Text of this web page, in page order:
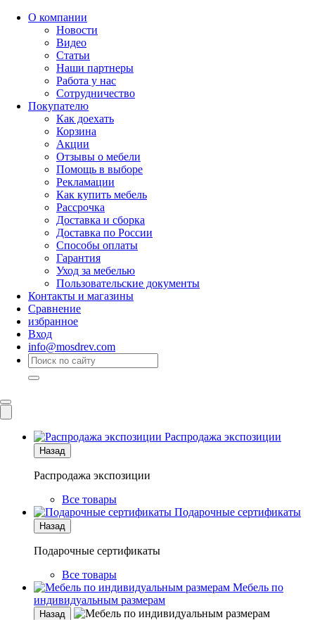
О компании
Новости
Видео
Статьи
Наши партнеры
Работа у нас
Сотрудничество
Покупателю
Как доехать
Корзина
Акции
Отзывы о мебели
Помощь в выборе
Рекламации
Как купить мебель
Рассрочка
Доставка и сборка
Доставка по России
Способы оплаты
Гарантия
Уход за мебелью
Пользовательские документы
Контакты и магазины
Сравнение
избранное
Вход
info@mosdrev.com
Распродажа экспозиции
Назад
Распродажа экспозиции
Все товары
Подарочные сертификаты
Назад
Подарочные сертификаты
Все товары
Мебель по
индивидуальным размерам
Назад